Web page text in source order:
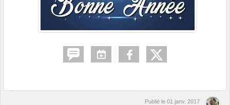
Publié le 01 janv. 2017